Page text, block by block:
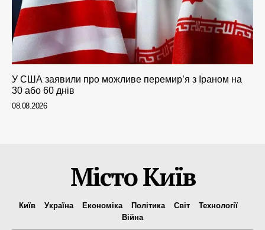
У США заявили про можливе перемир’я з Іраном на
30 або 60 днів
08.08.2026
Місто Київ
Київ Україна Економіка Політика Світ
Технології
Війна